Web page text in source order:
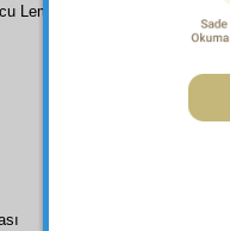
Lem'adan İkinci Bab